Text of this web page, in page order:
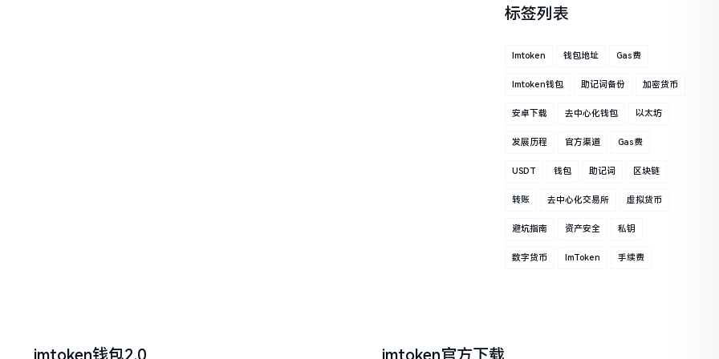
标签列表
Imtoken 钱包地址 Gas费
Imtoken钱包 助记词备份 加密货币
安卓下载 去中心化钱包 以太坊
发展历程 官方渠道 Gas费
USDT 钱包 助记词 区块链
转账 去中心化交易所 虚拟货币
避坑指南 资产安全 私钥
数字货币 ImToken 手续费